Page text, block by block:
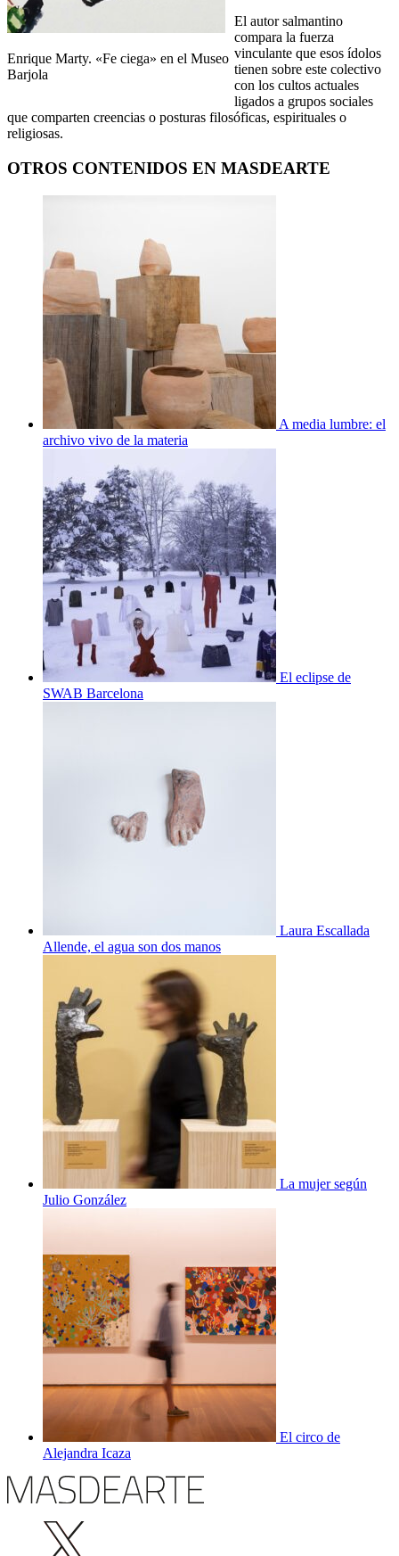
Enrique Marty. «Fe ciega» en el Museo
Barjola
El autor salmantino
compara la fuerza
vinculante que esos ídolos
tienen sobre este colectivo
con los cultos actuales
ligados a grupos sociales
que comparten creencias o posturas filosóficas, espirituales o
religiosas.
OTROS CONTENIDOS EN MASDEARTE
A media lumbre: el
archivo vivo de la materia
El eclipse de
SWAB Barcelona
Laura Escallada
Allende, el agua son dos manos
La mujer según
Julio González
El circo de
Alejandra Icaza